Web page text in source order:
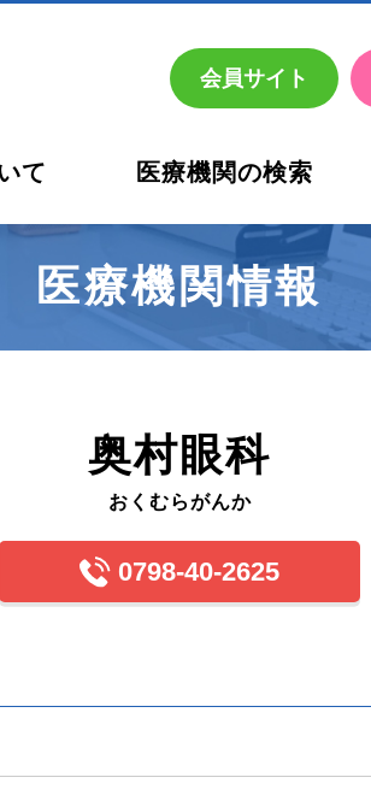
会員サイト
て
方へ 活動内容
健診部 西宮市医師会診療
医療機関の検索
休日・夜間の医療機関名簿
医療機関情報
奥村眼科
おくむらがんか
0798-40-2625